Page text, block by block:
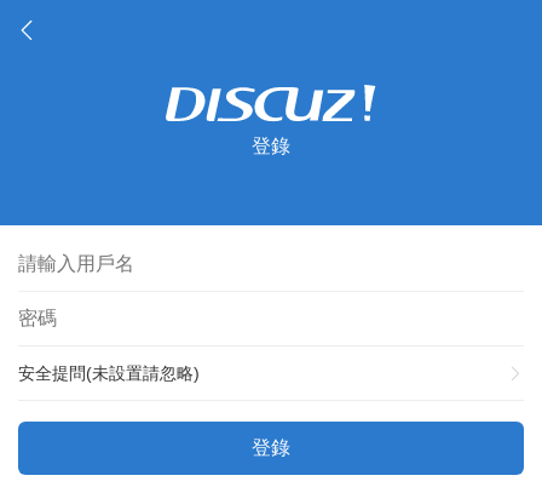
登錄
安全提問(未設置請忽略)
登錄